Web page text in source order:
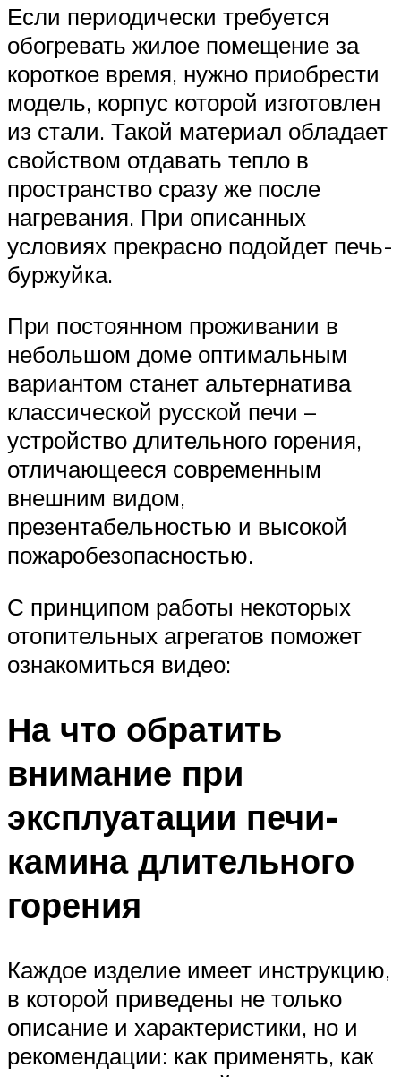
Если периодически требуется
обогревать жилое помещение за
короткое время, нужно приобрести
модель, корпус которой изготовлен
из стали. Такой материал обладает
свойством отдавать тепло в
пространство сразу же после
нагревания. При описанных
условиях прекрасно подойдет печь-
буржуйка.
При постоянном проживании в
небольшом доме оптимальным
вариантом станет альтернатива
классической русской печи –
устройство длительного горения,
отличающееся современным
внешним видом,
презентабельностью и высокой
пожаробезопасностью.
С принципом работы некоторых
отопительных агрегатов поможет
ознакомиться видео:
На что обратить
внимание при
эксплуатации печи-
камина длительного
горения
Каждое изделие имеет инструкцию,
в которой приведены не только
описание и характеристики, но и
рекомендации: как применять, как